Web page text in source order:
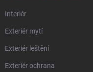
Interiér
Exteriér mytí
Exteriér leštění
Exteriér ochrana